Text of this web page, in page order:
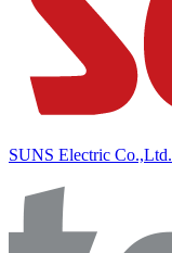
SUNS Electric Co.,Ltd.